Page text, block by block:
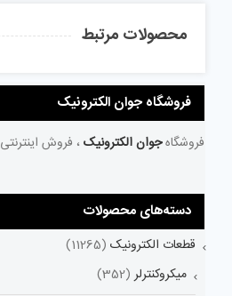
محصولات مرتبط
فروشگاه جوان الکترونیک
فروشگاهجوان الکترونیک ، فروش اینترنتی
دسته‌های محصولات
قطعات الکترونیک (11265)
میکروکنترلر (352)